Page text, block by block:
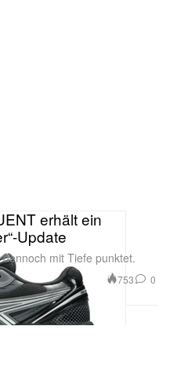
erhält ein
Update
mit Tiefe punktet.
753 0